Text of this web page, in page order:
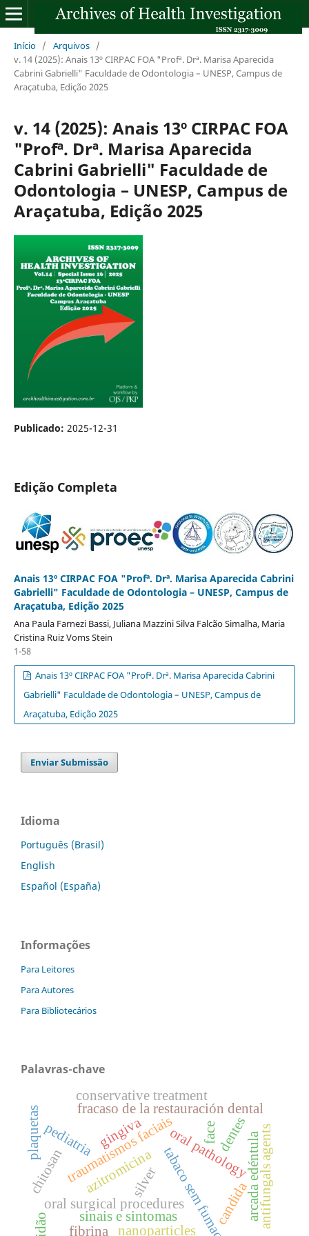
Início / Arquivos /
v. 14 (2025): Anais 13º CIRPAC FOA "Profª. Drª. Marisa Aparecida
Cabrini Gabrielli" Faculdade de Odontologia – UNESP, Campus de
Araçatuba, Edição 2025
v. 14 (2025): Anais 13º CIRPAC FOA
"Profª. Drª. Marisa Aparecida
Cabrini Gabrielli" Faculdade de
Odontologia – UNESP, Campus de
Araçatuba, Edição 2025
Publicado: 2025-12-31
Edição Completa
Anais 13º CIRPAC FOA "Profª. Drª. Marisa Aparecida Cabrini
Gabrielli" Faculdade de Odontologia – UNESP, Campus de
Araçatuba, Edição 2025
Ana Paula Farnezi Bassi, Juliana Mazzini Silva Falcão Simalha, Maria
Cristina Ruiz Voms Stein
1-58
Anais 13º CIRPAC FOA "Profª. Drª. Marisa Aparecida Cabrini
Gabrielli" Faculdade de Odontologia – UNESP, Campus de
Araçatuba, Edição 2025
Enviar Submissão
Idioma
Português (Brasil)
English
Español (España)
Informações
Para Leitores
Para Autores
Para Bibliotecários
Palavras-chave
traumatismos faciaistabaco sem fumaça
oral surgical procedures
oral pathologyarcada edéntula
fracaso de la restauración dental
azitromicina
pediatria
sinais e sintomas
conservative treatment
chitosan silver
nanoparticles
antifungals agents
candida
plaquetas
fibrina
face
gingiva dentes